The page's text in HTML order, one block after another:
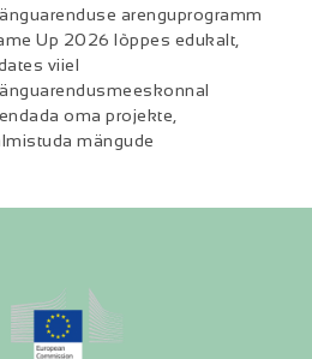
arenguprogramm
Up 2026 lõppes edukalt,
viiel
oma projekte,
mängude